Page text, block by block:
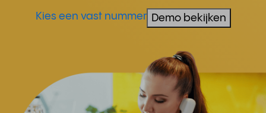
Kies een vast nummer Demo bekijken